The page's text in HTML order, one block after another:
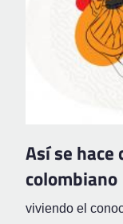
Así se hace
colombiano
viviendo el